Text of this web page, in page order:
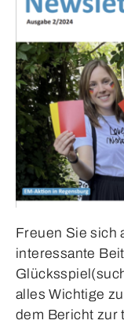
Freuen Sie sich
interessante
alles Wichtige
dem Bericht zur